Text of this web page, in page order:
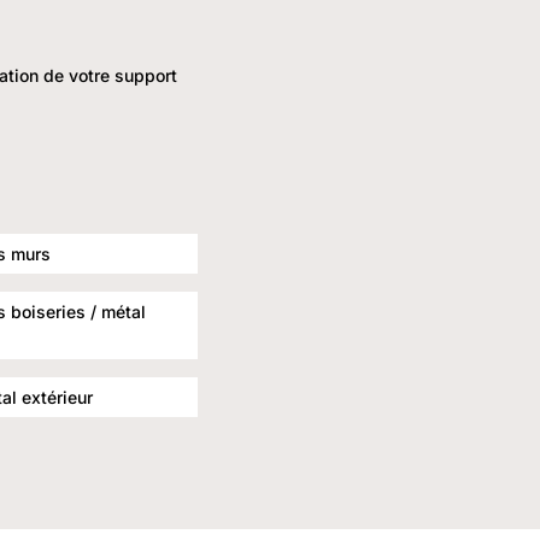
de votre support
murs
boiseries / métal
extérieur